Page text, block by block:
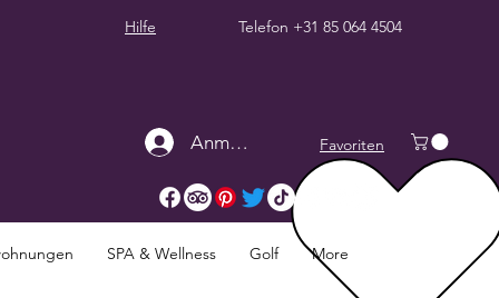
Hilfe Telefon +31 85 064 4504
Anmelden Favoriten
SPA & Wellness Golf More